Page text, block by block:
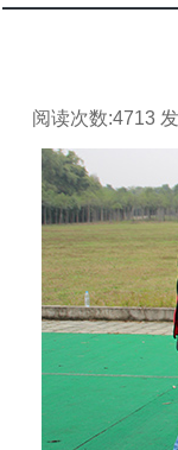
阅读次数:4713